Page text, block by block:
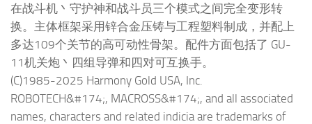
在战斗机丶守护神和战斗员三个模式之间完全变形转
换。主体框架采用锌合金压铸与工程塑料制成，并配上
多达109个关节的高可动性骨架。配件方面包括了 GU-
11机关炮丶四组导弹和四对可互换手。
(C)1985-2025 Harmony Gold USA, Inc.
ROBOTECH&#174;, MACROSS&#174;, and all associated
names, characters and related indicia are trademarks of